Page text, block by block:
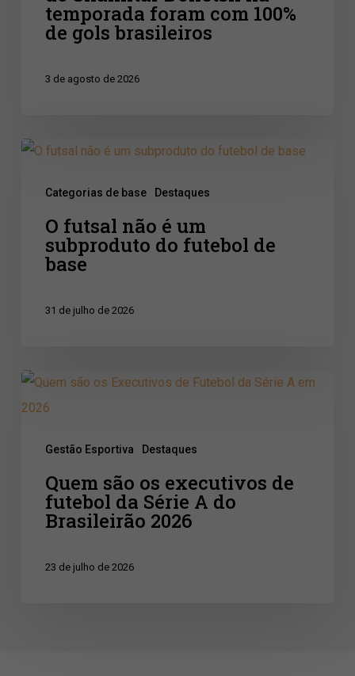
temporada foram com 100%
de gols brasileiros
3 de agosto de 2026
Categorias de base Destaques
O
base
O futsal não é um
subproduto do futebol de
base
31 de julho de 2026
Gestão Esportiva Destaques
Quem
são
executivos
futebol
Quem são os executivos de
futebol da Série A do
Brasileirão 2026
23 de julho de 2026